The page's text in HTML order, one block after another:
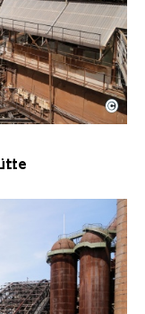
Hütte mit
Hütte | Karl
©